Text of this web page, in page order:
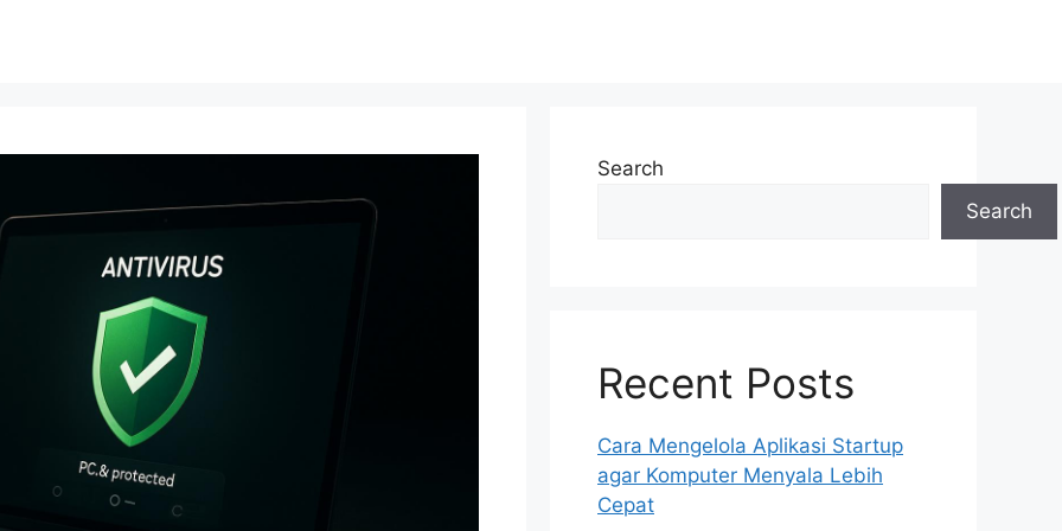
Search
Search
Recent Posts
Cara Mengelola Aplikasi Startup
agar Komputer Menyala Lebih
Cepat